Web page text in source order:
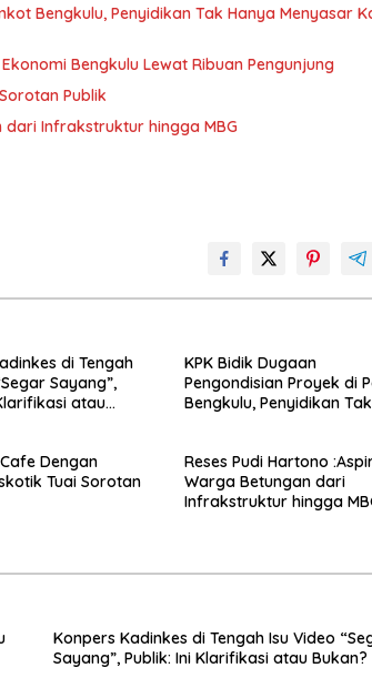
Bengkulu, Penyidikan Tak Hanya Menyasar
Bengkulu Lewat Ribuan Pengunjung
Publik
dari Infrakstruktur hingga MBG
di Tengah
Sayang”,
atau
KPK Bidik Dugaan
Pengondisian Proyek di
Bengkulu, Penyidikan Tak
Dengan
Tuai Sorotan
Reses Pudi Hartono
Warga Betungan dari
Infrakstruktur hingga
Konpers Kadinkes di Tengah Isu Video
Sayang”, Publik: Ini Klarifikasi atau Bukan?